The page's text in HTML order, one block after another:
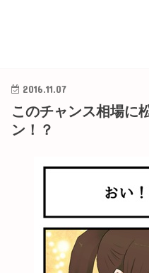
2016.11.07
このチャンス相場に
ン！？